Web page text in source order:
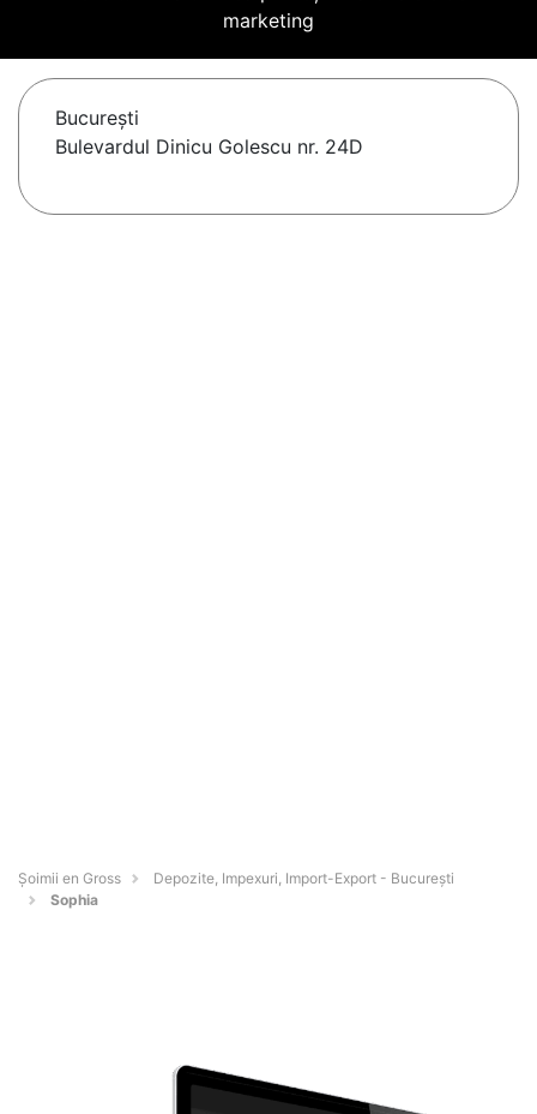
marketing
Bucureşti
Bulevardul Dinicu Golescu nr. 24D
Șoimii en Gross
Depozite, Impexuri, Import-Export - Bucureşti
Sophia